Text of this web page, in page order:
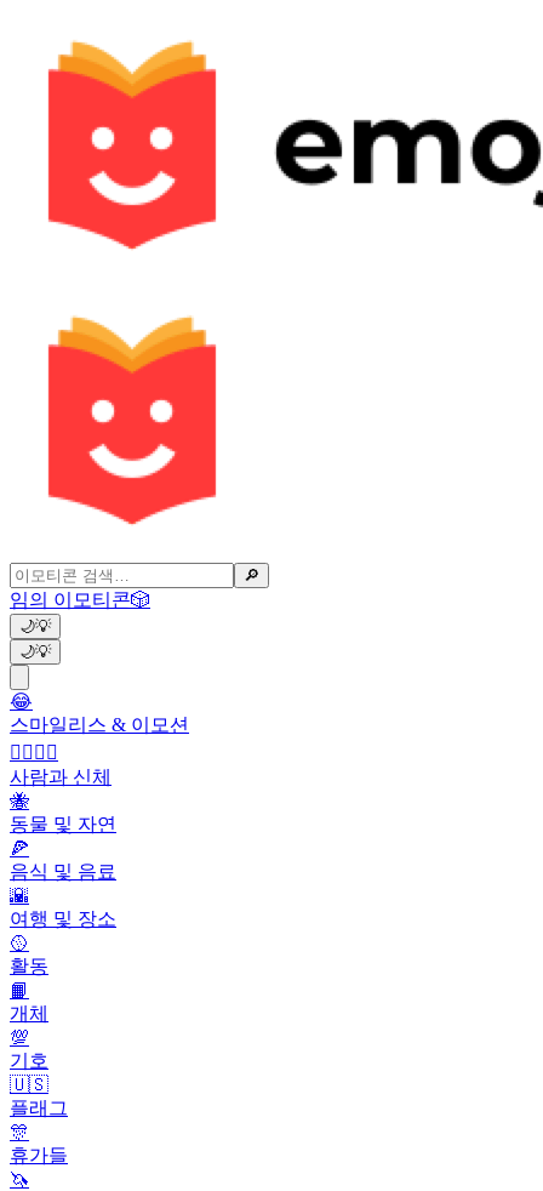
🔎
임의 이모티콘🎲
🌙💡
🌙💡
😂
스마일리스 & 이모션
👩‍❤️‍💋‍👨
사람과 신체
🐝
동물 및 자연
🍕
음식 및 음료
🌇
여행 및 장소
🥎
활동
📙
개체
💯
기호
🇺🇸
플래그
🎊
휴가들
🦄